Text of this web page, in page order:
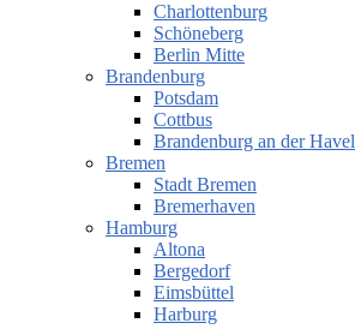
Charlottenburg
Schöneberg
Berlin Mitte
Brandenburg
Potsdam
Cottbus
Brandenburg an der Havel
Bremen
Stadt Bremen
Bremerhaven
Hamburg
Altona
Bergedorf
Eimsbüttel
Harburg